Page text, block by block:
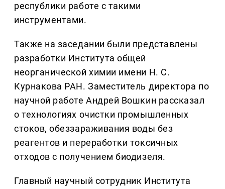
республики работе с такими
инструментами.
Также на заседании были представлены
разработки Института общей
неорганической химии имени Н. С.
Курнакова РАН. Заместитель директора по
научной работе Андрей Вошкин рассказал
о технологиях очистки промышленных
стоков, обеззараживания воды без
реагентов и переработки токсичных
отходов с получением биодизеля.
Главный научный сотрудник Института